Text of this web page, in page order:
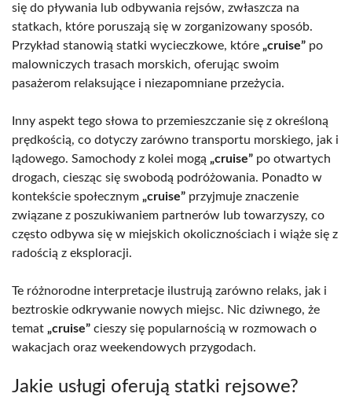
się do pływania lub odbywania rejsów, zwłaszcza na
statkach, które poruszają się w zorganizowany sposób.
Przykład stanowią statki wycieczkowe, które „cruise” po
malowniczych trasach morskich, oferując swoim
pasażerom relaksujące i niezapomniane przeżycia.
Inny aspekt tego słowa to przemieszczanie się z określoną
prędkością, co dotyczy zarówno transportu morskiego, jak i
lądowego. Samochody z kolei mogą „cruise” po otwartych
drogach, ciesząc się swobodą podróżowania. Ponadto w
kontekście społecznym „cruise” przyjmuje znaczenie
związane z poszukiwaniem partnerów lub towarzyszy, co
często odbywa się w miejskich okolicznościach i wiąże się z
radością z eksploracji.
Te różnorodne interpretacje ilustrują zarówno relaks, jak i
beztroskie odkrywanie nowych miejsc. Nic dziwnego, że
temat „cruise” cieszy się popularnością w rozmowach o
wakacjach oraz weekendowych przygodach.
Jakie usługi oferują statki rejsowe?